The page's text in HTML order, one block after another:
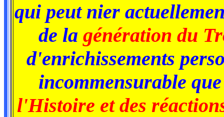
qui peut nier
de la génération du
d'enrichissements
incommensurable
l'Histoire et des